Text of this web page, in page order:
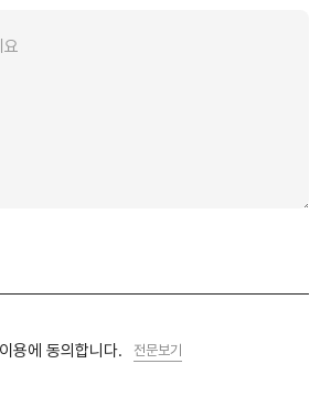
용에 동의합니다. 전문보기